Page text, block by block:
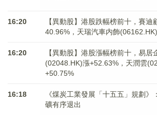
16:20
【異動股】港股跌幅榜前十，賽迪
40.96%，天瑞汽車内飾
16:20
【異動股】港股漲幅榜前十，易居
(02048.HK)漲+52.63%，天潤雲
+50.75%
16:18
《煤炭工業發展「十五五」規劃》
礦有序退出